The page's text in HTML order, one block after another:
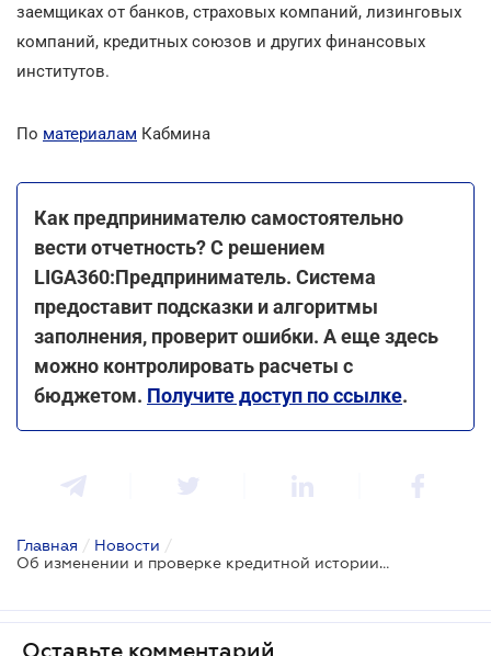
заемщиках от банков, страховых компаний, лизинговых
компаний, кредитных союзов и других финансовых
институтов.
По материалам Кабмина
Как предпринимателю самостоятельно
вести отчетность? С решением
LIGA360:Предприниматель. Система
предоставит подсказки и алгоритмы
заполнения, проверит ошибки. А еще здесь
можно контролировать расчеты с
бюджетом. Получите доступ по ссылке.
Главная / Новости /
Об изменении и проверке кредитной истории можно моментально узнать в Дії
Оставьте комментарий